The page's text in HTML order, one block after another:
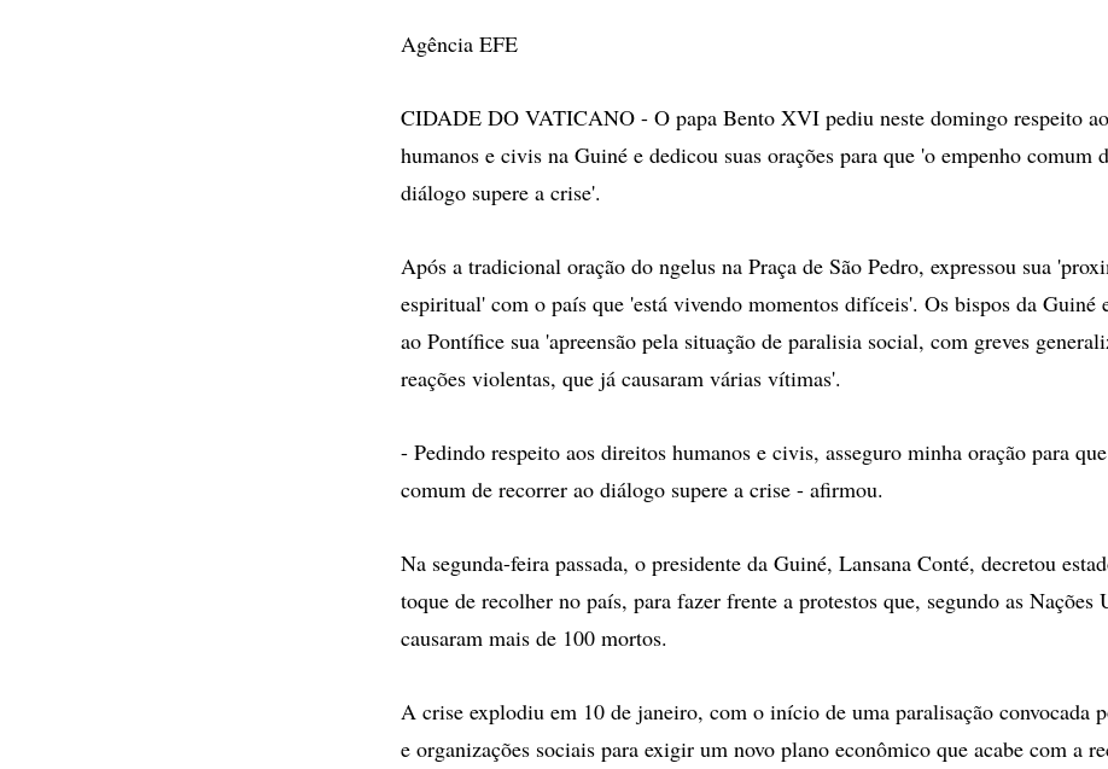
Agência EFE
CIDADE DO VATICANO - O papa Bento XVI pediu neste domingo respeito
humanos e civis na Guiné e dedicou suas orações para que 'o empenho comum
diálogo supere a crise'.
Após a tradicional oração do ngelus na Praça de São Pedro, expressou sua
espiritual' com o país que 'está vivendo momentos difíceis'. Os bispos da Guiné
ao Pontífice sua 'apreensão pela situação de paralisia social, com greves
reações violentas, que já causaram várias vítimas'.
- Pedindo respeito aos direitos humanos e civis, asseguro minha oração para
comum de recorrer ao diálogo supere a crise - afirmou.
Na segunda-feira passada, o presidente da Guiné, Lansana Conté, decretou
toque de recolher no país, para fazer frente a protestos que, segundo as Nações
causaram mais de 100 mortos.
A crise explodiu em 10 de janeiro, com o início de uma paralisação convocada
e organizações sociais para exigir um novo plano econômico que acabe com a